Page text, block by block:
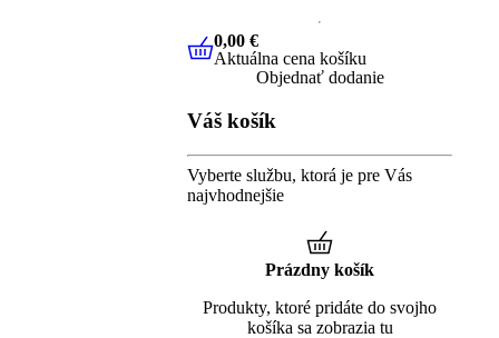
0,00 €Aktuálna cena košíku
0,00 €
Aktuálna cena košíku
Objednať dodanie
Váš košík
Vyberte službu, ktorá je pre Vás
najvhodnejšie
Prázdny košík
Produkty, ktoré pridáte do svojho
košíka sa zobrazia tu